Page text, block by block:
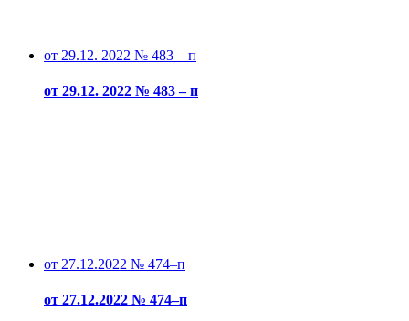
от 29.12. 2022 № 483 – п
от 29.12. 2022 № 483 – п
от 27.12.2022 № 474–п
от 27.12.2022 № 474–п